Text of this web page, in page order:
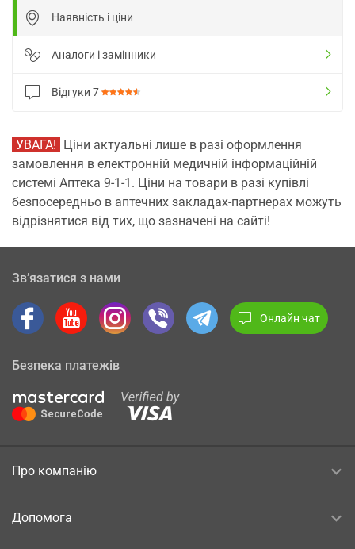
Наявність і ціни
Аналоги і замінники
Відгуки 7
УВАГА! Ціни актуальні лише в разі оформлення
замовлення в електронній медичній інформаційній
системі Аптека 9-1-1. Ціни на товари в разі купівлі
безпосередньо в аптечних закладах-партнерах можуть
відрізнятися від тих, що зазначені на сайті!
Зв’язатися з нами
Онлайн чат
Безпека платежів
Про компанію
Допомога